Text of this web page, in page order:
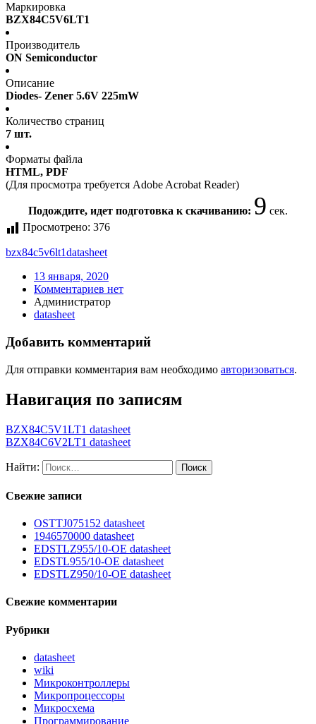
Маркировка
BZX84C5V6LT1
Производитель
ON Semiconductor
Описание
Diodes- Zener 5.6V 225mW
Количество страниц
7 шт.
Форматы файла
HTML, PDF
(Для просмотра требуется Adobe Acrobat Reader)
Подождите, идет подготовка к скачиванию: 9 сек.
Просмотрено: 376
bzx84c5v6lt1datasheet
13 января, 2020
Комментариев нет
Администратор
datasheet
Добавить комментарий
Для отправки комментария вам необходимо авторизоваться.
Навигация по записям
BZX84C5V1LT1 datasheet
BZX84C6V2LT1 datasheet
Найти:
Свежие записи
OSTTJ075152 datasheet
1946570000 datasheet
EDSTLZ955/10-OE datasheet
EDSTL955/10-OE datasheet
EDSTLZ950/10-OE datasheet
Свежие комментарии
Рубрики
datasheet
wiki
Микроконтроллеры
Микропроцессоры
Микросхема
Программирование